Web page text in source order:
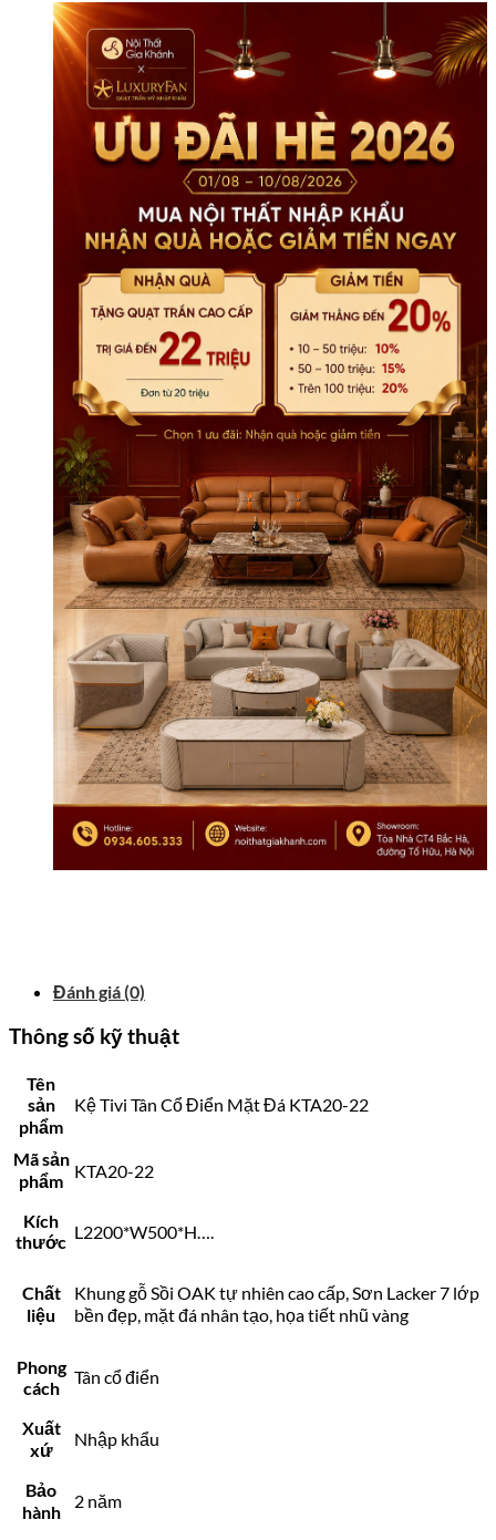
lượng
Đánh giá (0)
Thông số kỹ thuật
Tên
sản
phẩm
Kệ Tivi Tân Cổ Điển Mặt Đá KTA20-22
Mã sản
phẩm KTA20-22
Kích
thước L2200*W500*H….
Chất
liệu
Khung gỗ Sồi OAK tự nhiên cao cấp, Sơn Lacker 7 lớp
bền đẹp, mặt đá nhân tạo, họa tiết nhũ vàng
Phong
cách
Tân cổ điển
Xuất
xứ
Nhập khẩu
Bảo
hành
2 năm